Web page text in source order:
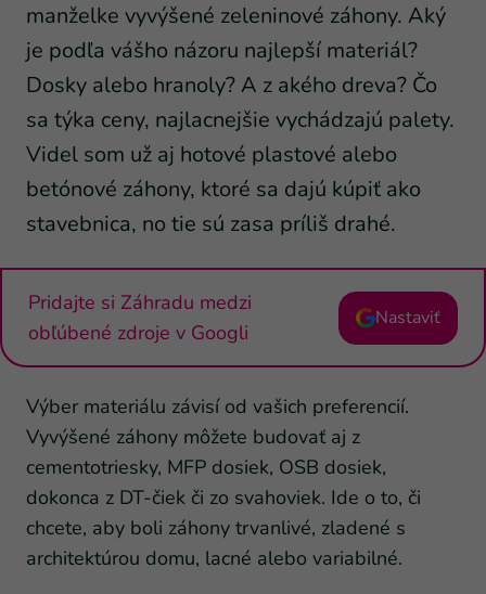
manželke vyvýšené zeleninové záhony. Aký
je podľa vášho názoru najlepší materiál?
Dosky alebo hranoly? A z akého dreva? Čo
sa týka ceny, najlacnejšie vychádzajú palety.
Videl som už aj hotové plastové alebo
betónové záhony, ktoré sa dajú kúpiť ako
stavebnica, no tie sú zasa príliš drahé.
Pridajte si Záhradu medzi
obľúbené zdroje v Googli
Nastaviť
Výber materiálu závisí od vašich preferencií.
Vyvýšené záhony môžete budovať aj z
cementotriesky, MFP dosiek, OSB dosiek,
dokonca z DT-čiek či zo svahoviek. Ide o to, či
chcete, aby boli záhony trvanlivé, zladené s
architektúrou domu, lacné alebo variabilné.